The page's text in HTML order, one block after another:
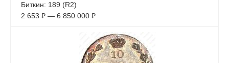
Биткин: 189 (R2)
2 653 ₽ — 6 850 000 ₽